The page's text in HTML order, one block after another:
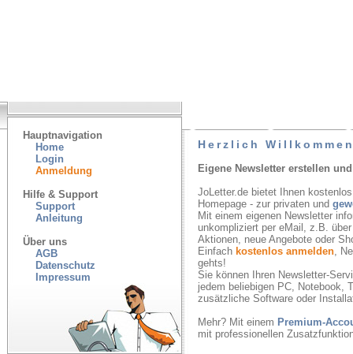
Hauptnavigation
Home
Login
Anmeldung
Hilfe & Support
Support
Anleitung
Über uns
AGB
Datenschutz
Impressum
Herzlich
Eigene Newsletter erstellen
JoLetter.de bietet Ihnen
Homepage - zur privaten und
Mit einem eigenen Newsletter
unkompliziert per eMail, z.B.
Aktionen, neue Angebote oder
Einfach kostenlos anmelden,
gehts!
Sie können Ihren Newsletter-
jedem beliebigen PC, Notebook,
zusätzliche Software oder
Mehr? Mit einem Premium-
mit professionellen